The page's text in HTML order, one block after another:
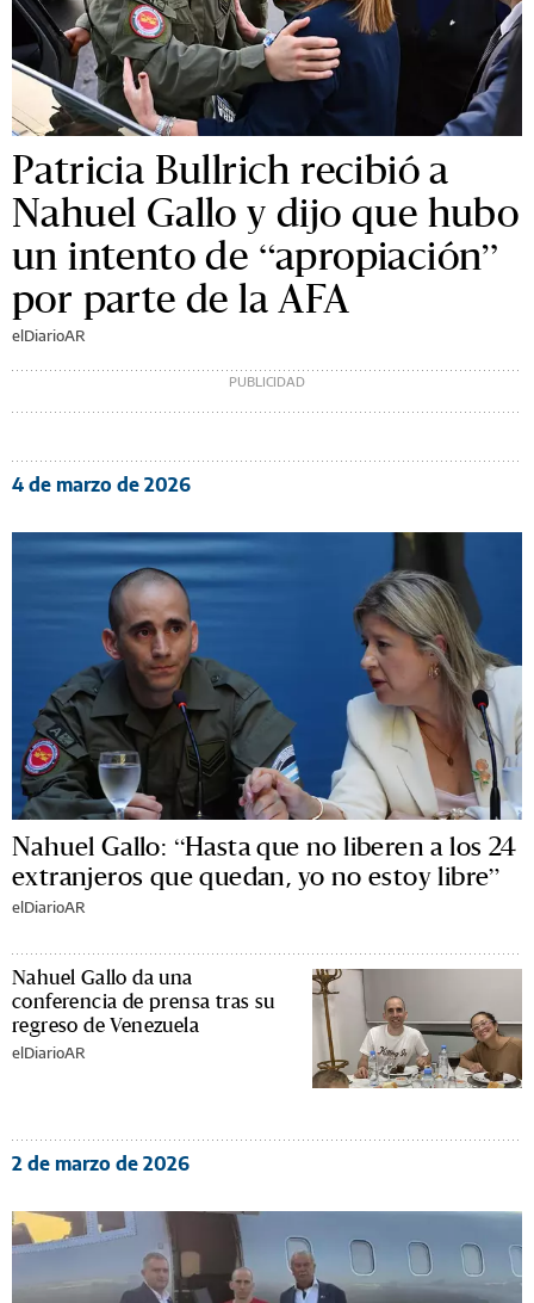
Patricia Bullrich recibió a
Nahuel Gallo y dijo que hubo
un intento de “apropiación”
por parte de la AFA
elDiarioAR
4 de marzo de 2026
Nahuel Gallo: “Hasta que no liberen a los 24
extranjeros que quedan, yo no estoy libre”
elDiarioAR
Nahuel Gallo da una
conferencia de prensa tras su
regreso de Venezuela
elDiarioAR
2 de marzo de 2026